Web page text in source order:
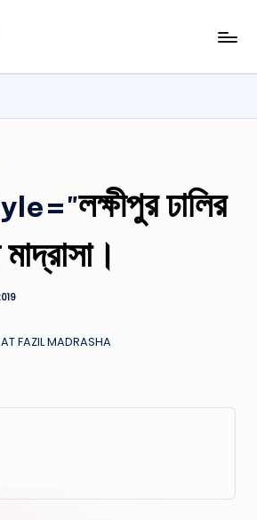
লক্ষীপুর ঢালির
FAZIL MADRASHA